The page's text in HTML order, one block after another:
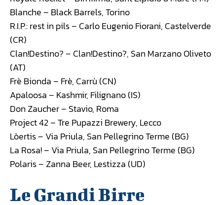
Blanche – Black Barrels, Torino
R.I.P.: rest in pils – Carlo Eugenio Fiorani, Castelverde
(CR)
Clan!Destino? – Clan!Destino?, San Marzano Oliveto
(AT)
Frè Bionda – Frè, Carrù (CN)
Apaloosa – Kashmir, Filignano (IS)
Don Zaucher – Stavio, Roma
Project 42 – Tre Pupazzi Brewery, Lecco
Lòertis – Via Priula, San Pellegrino Terme (BG)
La Rosa! – Via Priula, San Pellegrino Terme (BG)
Polaris – Zanna Beer, Lestizza (UD)
Le Grandi Birre